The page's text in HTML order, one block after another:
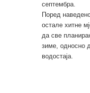
септембра.
Поред
остале хитне
да све
зиме, односно
водостаја.